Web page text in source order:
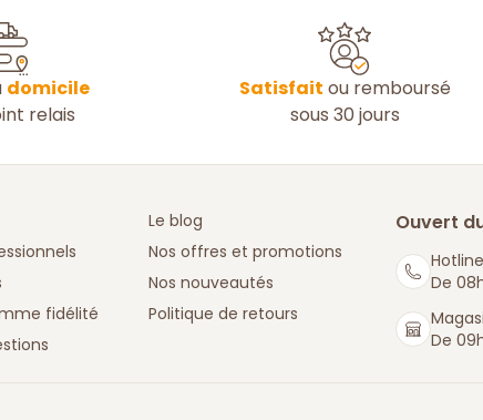
domicile
relais
Satisfait ou remboursé
sous 30 jours
Le blog
Nos offres et promotions
Nos nouveautés
fidélité
Politique de retours
Ouvert
De
De
Boutique des chefs